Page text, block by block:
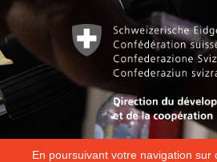
En poursuivant votre navigation sur